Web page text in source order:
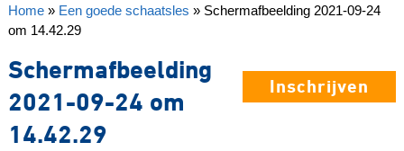
Home» Een goede schaatsles » Schermafbeelding 2021-09-24
om 14.42.29
Inschrijven
Schermafbeelding
2021-09-24 om
14.42.29